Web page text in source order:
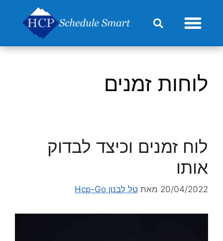
לוחות זמנים
לוח זמנים וכיצד לבדוק
אותו
20/04/2022 מאת טל לבנון Hcp-Go